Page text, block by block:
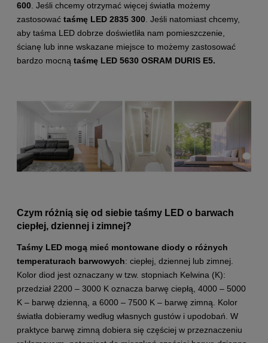
600 . Jeśli chcemy otrzymać więcej światła możemy
zastosować taśmę LED 2835 300 . Jeśli natomiast chcemy,
aby taśma LED dobrze doświetliła nam pomieszczenie,
ścianę lub inne wskazane miejsce to możemy zastosować
bardzo mocną taśmę LED 5630 OSRAM DURIS E5.
Czym różnią się od siebie taśmy LED o barwach
ciepłej, dziennej i zimnej?
Taśmy LED mogą mieć montowane diody o różnych
temperaturach barwowych: ciepłej, dziennej lub zimnej.
Kolor diod jest oznaczany w tzw. stopniach Kelwina (K):
przedział 2200 – 3000 K oznacza barwę ciepłą, 4000 – 5000
K – barwę dzienną, a 6000 – 7500 K – barwę zimną. Kolor
światła dobieramy według własnych gustów i upodobań. W
praktyce barwę zimną dobiera się częściej w przeznaczeniu